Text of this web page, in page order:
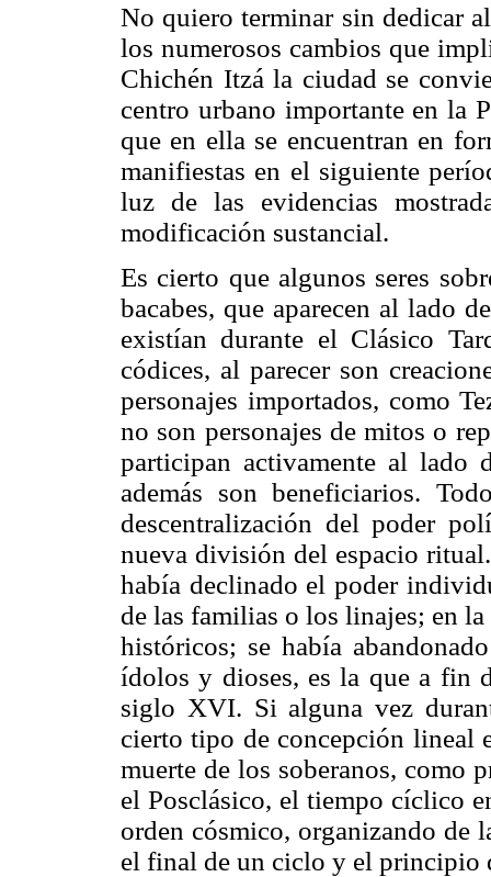
No quiero terminar sin dedicar
los numerosos cambios que
Chichén Itzá la ciudad se
centro urbano importante en la
que en ella se encuentran en
manifiestas en el siguiente
luz de las evidencias
modificación sustancial.
Es cierto que algunos seres
bacabes, que aparecen al lado
existían durante el Clásico
códices, al parecer son
personajes importados, como
no son personajes de mitos o
participan activamente al lado
además son beneficiarios.
descentralización del poder
nueva división del espacio
había declinado el poder
de las familias o los linajes; en
históricos; se había
ídolos y dioses, es la que a fin
siglo XVI. Si alguna vez
cierto tipo de concepción lineal
muerte de los soberanos, como
el Posclásico, el tiempo cíclico
orden cósmico, organizando de
el final de un ciclo y el principio